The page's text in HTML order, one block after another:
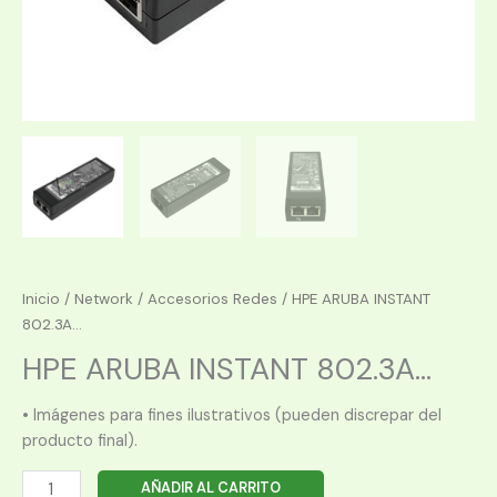
Inicio / Network / Accesorios Redes / HPE ARUBA INSTANT
802.3A...
HPE ARUBA INSTANT 802.3A...
• Imágenes para fines ilustrativos (pueden discrepar del
producto final).
HPE
AÑADIR AL CARRITO